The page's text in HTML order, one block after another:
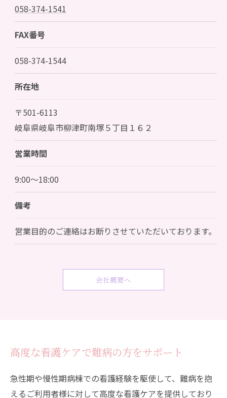
058-374-1541
FAX番号
058-374-1544
所在地
〒501-6113
岐阜県岐阜市柳津町南塚５丁目１６２
営業時間
9:00～18:00
備考
営業目的のご連絡はお断りさせていただいております。
会社概要へ
高度な看護ケアで難病の方をサポート
急性期や慢性期病棟での看護経験を駆使して、難病を抱
えるご利用者様に対して高度な看護ケアを提供しており